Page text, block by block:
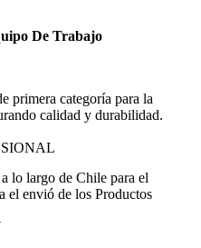
De Trabajo
primera categoría para la
calidad y durabilidad.
lo largo de Chile para el
el envió de los Productos